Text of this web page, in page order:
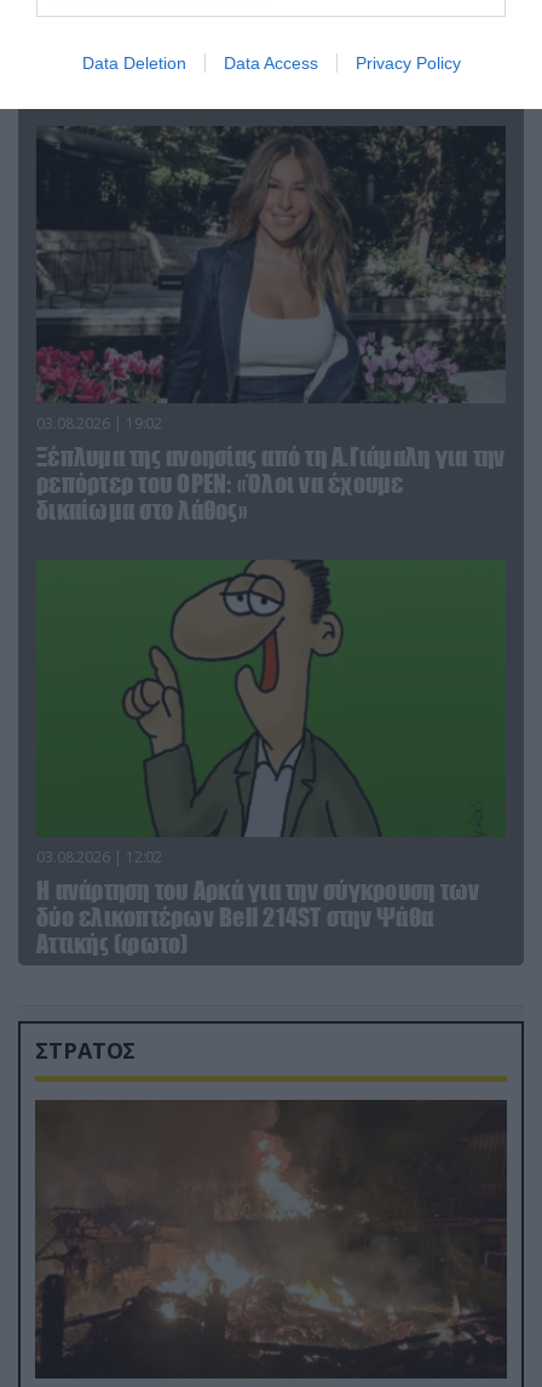
Data Deletion Data Access Privacy Policy
O διευθυντής του OPEN προσπαθεί να τα
«μαζέψει» για τη δημοσιογράφο που γέλασε
σε ρεπορτάζ για τις φωτιές
03.08.2026 | 19:02
Ξέπλυμα της ανοησίας από τη Α.Γιάμαλη για την
ρεπόρτερ του ΟΡΕΝ: «Όλοι να έχουμε
δικαίωμα στο λάθος»
03.08.2026 | 12:02
Η ανάρτηση του Αρκά για την σύγκρουση των
δύο ελικοπτέρων Bell 214ST στην Ψάθα
Αττικής (φωτο)
ΣΤΡΑΤΟΣ